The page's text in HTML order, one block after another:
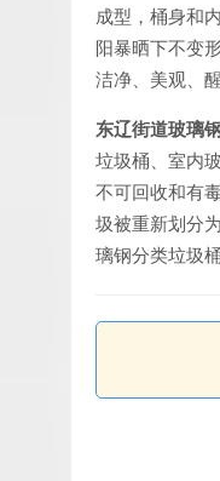
成型，桶身和
阳暴晒下不变
洁净、美观、
东辽街道玻璃
垃圾桶、室内
不可回收和有
圾被重新划分
璃钢分类垃圾